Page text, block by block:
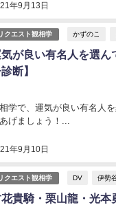
年9月13日
クエスト観相学 かずのこ
が良い有名人を選ん
断】
年9月10日
学で、運気が良い有名人
げましょう！...
クエスト観相学 DV 伊勢
貴騎・栗山龍・光本